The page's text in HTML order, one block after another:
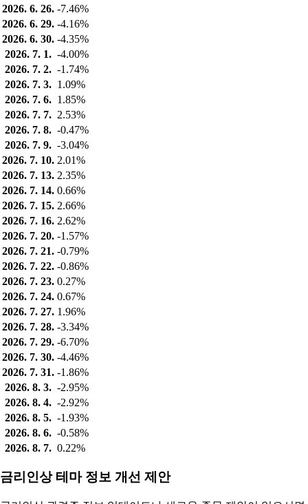
2026. 6. 26. -7.46%
2026. 6. 29. -4.16%
2026. 6. 30. -4.35%
2026. 7. 1. -4.00%
2026. 7. 2. -1.74%
2026. 7. 3. 1.09%
2026. 7. 6. 1.85%
2026. 7. 7. 2.53%
2026. 7. 8. -0.47%
2026. 7. 9. -3.04%
2026. 7. 10. 2.01%
2026. 7. 13. 2.35%
2026. 7. 14. 0.66%
2026. 7. 15. 2.66%
2026. 7. 16. 2.62%
2026. 7. 20. -1.57%
2026. 7. 21. -0.79%
2026. 7. 22. -0.86%
2026. 7. 23. 0.27%
2026. 7. 24. 0.67%
2026. 7. 27. 1.96%
2026. 7. 28. -3.34%
2026. 7. 29. -6.70%
2026. 7. 30. -4.46%
2026. 7. 31. -1.86%
2026. 8. 3. -2.95%
2026. 8. 4. -2.92%
2026. 8. 5. -1.93%
2026. 8. 6. -0.58%
2026. 8. 7. 0.22%
금리인상 테마 정보 개선 제안